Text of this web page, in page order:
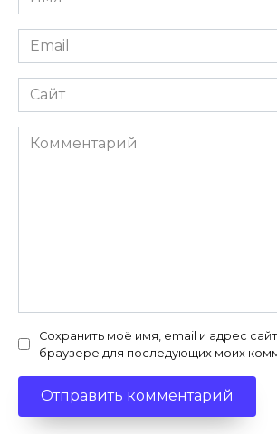
*
Email
*
Сайт
Комментарий
Сохранить моё имя, email и адрес
браузере для последующих моих